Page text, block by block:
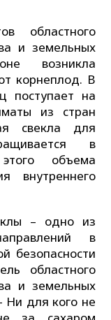
областного
и земельных
возникла
корнеплод. В
поступает на
из стран
свекла для
в
объема
внутреннего
– одно из
в
безопасности
областного
и земельных
Ни для кого не